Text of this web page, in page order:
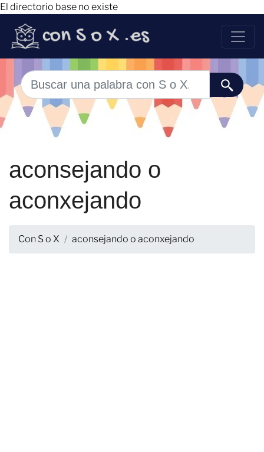
El directorio base no existe
aconsejando o
aconxejando
Con S o X aconsejando o aconxejando